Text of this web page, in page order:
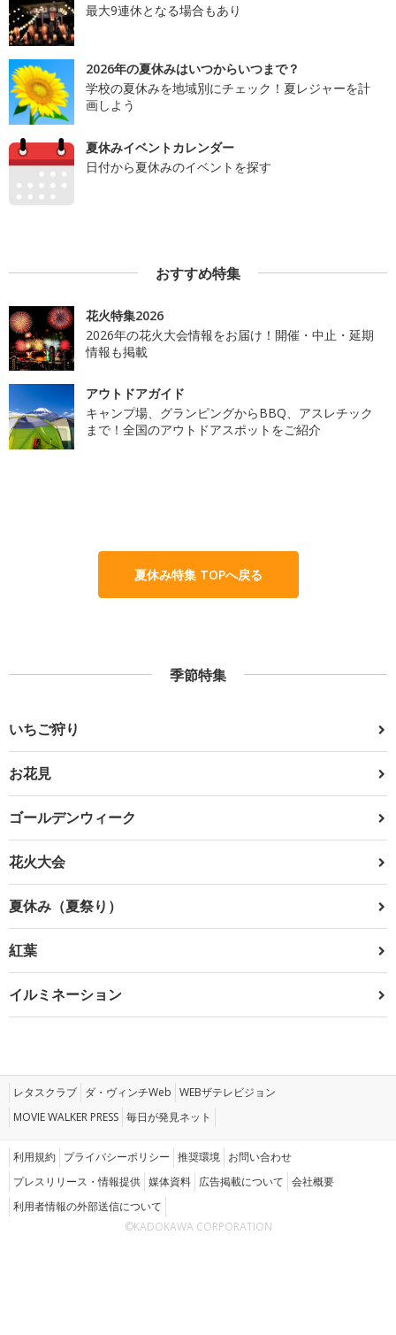
最大9連休となる場合もあり
2026年の夏休みはいつからいつまで？
学校の夏休みを地域別にチェック！夏レジャーを計
画しよう
夏休みイベントカレンダー
日付から夏休みのイベントを探す
おすすめ特集
花火特集2026
2026年の花火大会情報をお届け！開催・中止・延期
情報も掲載
アウトドアガイド
キャンプ場、グランピングからBBQ、アスレチック
まで！全国のアウトドアスポットをご紹介
夏休み特集 TOPへ戻る
季節特集
いちご狩り
お花見
ゴールデンウィーク
花火大会
夏休み（夏祭り）
紅葉
イルミネーション
レタスクラブ ダ・ヴィンチWeb WEBザテレビジョン
MOVIE WALKER PRESS 毎日が発見ネット
利用規約 プライバシーポリシー 推奨環境 お問い合わせ
プレスリリース・情報提供 媒体資料 広告掲載について 会社概要
利用者情報の外部送信について
©KADOKAWA CORPORATION